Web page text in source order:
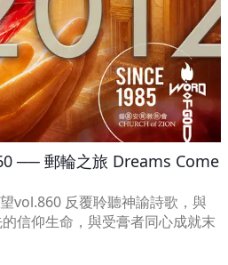
── 郵輪之旅 Dreams Come
vol.860 反覆聆聽神諭詩歌，與
信仰生命，與受膏者同心成就末